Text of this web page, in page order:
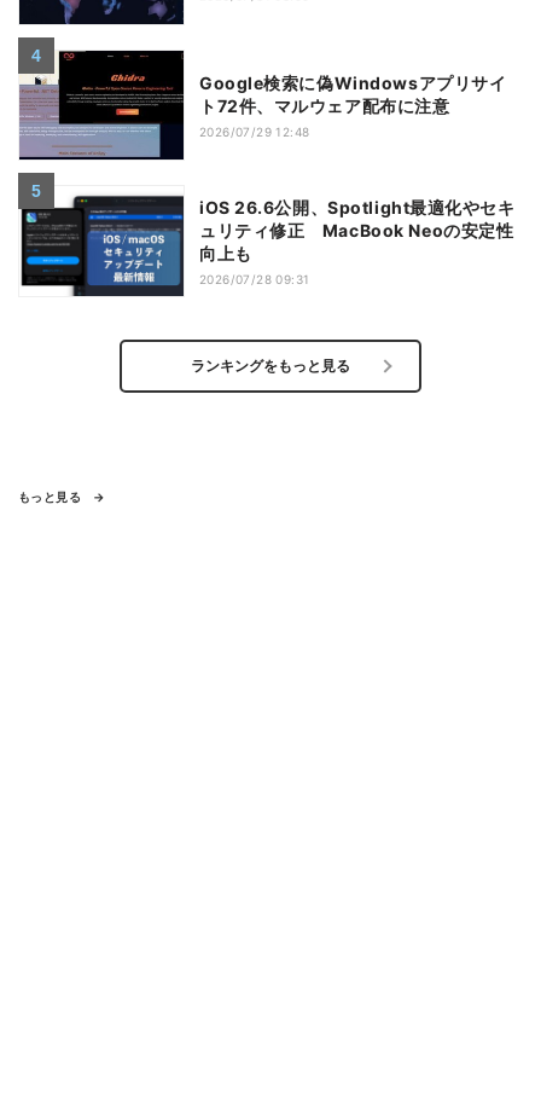
Google検索に偽Windowsアプリサイ
ト72件、マルウェア配布に注意
2026/07/29 12:48
iOS 26.6公開、Spotlight最適化やセキ
ュリティ修正 MacBook Neoの安定性
向上も
2026/07/28 09:31
ランキングをもっと見る
もっと見る